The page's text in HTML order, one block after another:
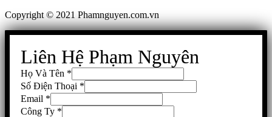
Copyright © 2021 Phamnguyen.com.vn
Liên Hệ Phạm Nguyên
Họ Và Tên *
Số Điện Thoại *
Email *
Công Ty *